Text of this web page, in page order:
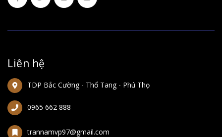
Liên hệ
TDP Bắc Cường - Thổ Tang - Phú Thọ
0965 662 888
trannamvp97@gmail.com